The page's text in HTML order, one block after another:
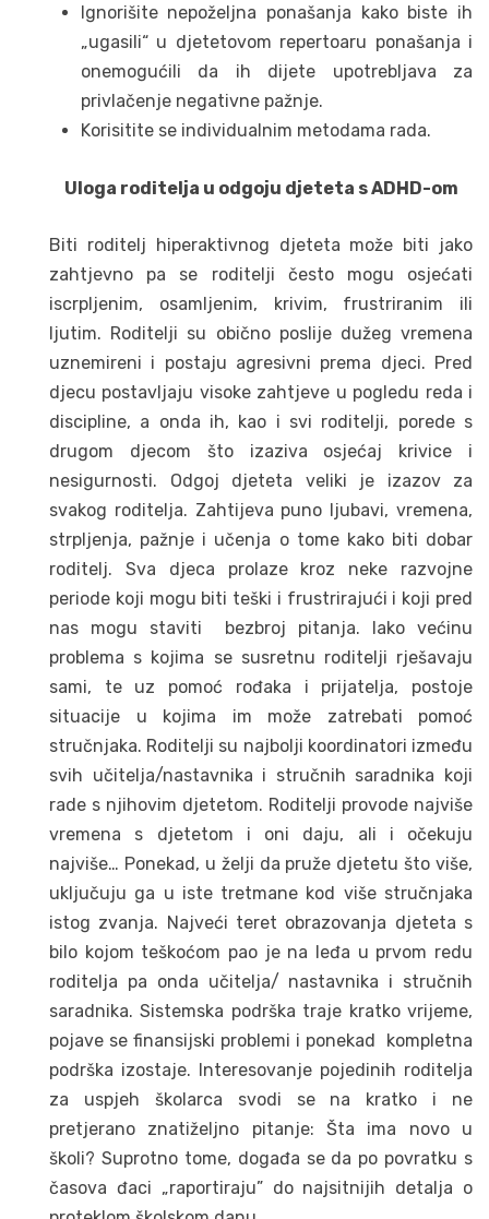
Ignorišite nepoželjna ponašanja kako biste ih
„ugasili“ u djetetovom repertoaru ponašanja i
onemogućili da ih dijete upotrebljava za
privlačenje negativne pažnje.
Korisitite se individualnim metodama rada.
Uloga roditelja u odgoju djeteta s ADHD-om
Biti roditelj hiperaktivnog djeteta može biti jako
zahtjevno pa se roditelji često mogu osjećati
iscrpljenim, osamljenim, krivim, frustriranim ili
ljutim. Roditelji su obično poslije dužeg vremena
uznemireni i postaju agresivni prema djeci. Pred
djecu postavljaju visoke zahtjeve u pogledu reda i
discipline, a onda ih, kao i svi roditelji, porede s
drugom djecom što izaziva osjećaj krivice i
nesigurnosti. Odgoj djeteta veliki je izazov za
svakog roditelja. Zahtijeva puno ljubavi, vremena,
strpljenja, pažnje i učenja o tome kako biti dobar
roditelj. Sva djeca prolaze kroz neke razvojne
periode koji mogu biti teški i frustrirajući i koji pred
nas mogu staviti bezbroj pitanja. Iako većinu
problema s kojima se susretnu roditelji rješavaju
sami, te uz pomoć rođaka i prijatelja, postoje
situacije u kojima im može zatrebati pomoć
stručnjaka. Roditelji su najbolji koordinatori između
svih učitelja/nastavnika i stručnih saradnika koji
rade s njihovim djetetom. Roditelji provode najviše
vremena s djetetom i oni daju, ali i očekuju
najviše… Ponekad, u želji da pruže djetetu što više,
uključuju ga u iste tretmane kod više stručnjaka
istog zvanja. Najveći teret obrazovanja djeteta s
bilo kojom teškoćom pao je na leđa u prvom redu
roditelja pa onda učitelja/ nastavnika i stručnih
saradnika. Sistemska podrška traje kratko vrijeme,
pojave se finansijski problemi i ponekad kompletna
podrška izostaje. Interesovanje pojedinih roditelja
za uspjeh školarca svodi se na kratko i ne
pretjerano znatiželjno pitanje: Šta ima novo u
školi? Suprotno tome, događa se da po povratku s
časova đaci „raportiraju” do najsitnijih detalja o